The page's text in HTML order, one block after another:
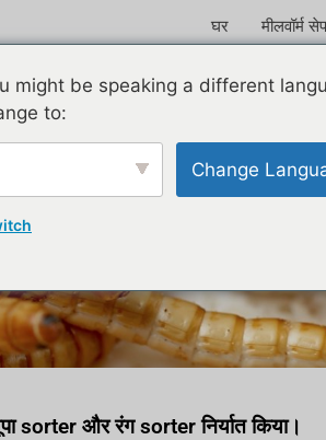
घर मीलवॉर्म
sorting
sorter और रंग sorter निर्यात किया।
might be speaking a different
to:
Change